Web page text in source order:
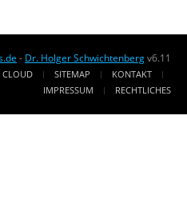
- Dr. Holger Schwichtenbergv6.11
CLOUD SITEMAP
KONTAKT
IMPRESSUM
RECHTLICHES